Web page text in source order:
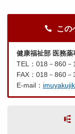
この
健康福祉部 医務
TEL：018－860－
FAX：018－860－
E-mail：